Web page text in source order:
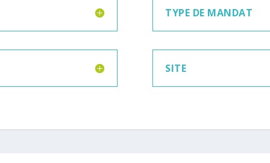
TYPE DE MANDAT
SITE